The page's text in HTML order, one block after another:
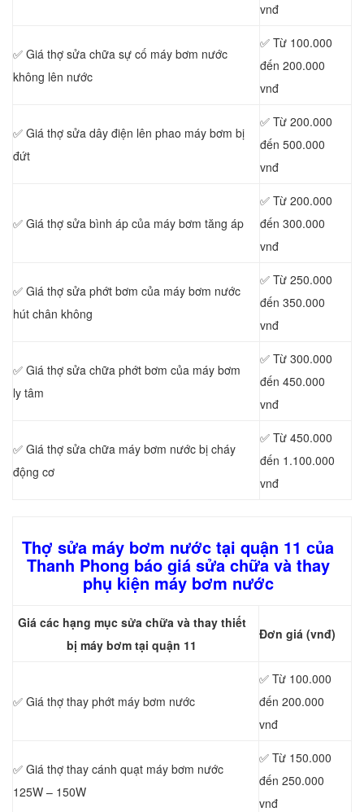
vnđ
✅ Giá thợ sửa chữa sự cố máy bơm nước
không lên nước
✅ Từ 100.000
đến 200.000
vnđ
✅ Giá thợ sửa dây điện lên phao máy bơm bị
đứt
✅ Từ 200.000
đến 500.000
vnđ
✅ Giá thợ sửa bình áp của máy bơm tăng áp
✅ Từ 200.000
đến 300.000
vnđ
✅ Giá thợ sửa phớt bơm của máy bơm nước
hút chân không
✅ Từ 250.000
đến 350.000
vnđ
✅ Giá thợ sửa chữa phớt bơm của máy bơm
ly tâm
✅ Từ 300.000
đến 450.000
vnđ
✅ Giá thợ sửa chữa máy bơm nước bị cháy
động cơ
✅ Từ 450.000
đến 1.100.000
vnđ
Thợ sửa máy bơm nước tại quận 11 của
Thanh Phong báo giá sửa chữa và thay
phụ kiện máy bơm nước
Giá các hạng mục sửa chữa và thay thiết
bị máy bơm tại quận 11
Đơn giá (vnđ)
✅ Giá thợ thay phớt máy bơm nước
✅ Từ 100.000
đến 200.000
vnđ
✅ Giá thợ thay cánh quạt máy bơm nước
125W – 150W
✅ Từ 150.000
đến 250.000
vnđ